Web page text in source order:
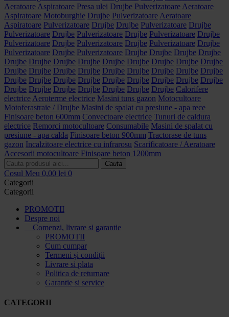
Aeratoare Aspiratoare Presa ulei Drujbe Pulverizatoare Aeratoare
Aspiratoare Motoburghie Drujbe Pulverizatoare Aeratoare
Aspiratoare Pulverizatoare Drujbe Drujbe Pulverizatoare Drujbe
Pulverizatoare Drujbe Pulverizatoare Drujbe Pulverizatoare Drujbe
Pulverizatoare Drujbe Pulverizatoare Drujbe Pulverizatoare Drujbe
Pulverizatoare Drujbe Pulverizatoare Drujbe Drujbe Drujbe Drujbe
Drujbe Drujbe Drujbe Drujbe Drujbe Drujbe Drujbe Drujbe Drujbe
Drujbe Drujbe Drujbe Drujbe Drujbe Drujbe Drujbe Drujbe Drujbe
Drujbe Drujbe Drujbe Drujbe Drujbe Drujbe Drujbe Drujbe Drujbe
Drujbe Drujbe Drujbe Drujbe Drujbe Drujbe Drujbe Calorifere
electrice Aeroterme electrice Masini tuns gazon Motocultoare
Motoferastraie / Drujbe Masini de spalat cu presiune - apa rece
Finisoare beton 600mm Convectoare electrice Tunuri de caldura
electrice Remorci motocultoare Consumabile Masini de spalat cu
presiune - apa calda Finisoare beton 900mm Tractorase de tuns
gazon Incalzitoare electrice cu infrarosu Scarificatoare / Aeratoare
Accesorii motocultoare Finisoare beton 1200mm
Cauta
Cosul Meu 0,00 lei 0
Categorii
Categorii
PROMOTII
Despre noi
Comenzi, livrare si garantie
PROMOTII
Cum cumpar
Termeni și condiții
Livrare si plata
Politica de returnare
Garantie si service
CATEGORII